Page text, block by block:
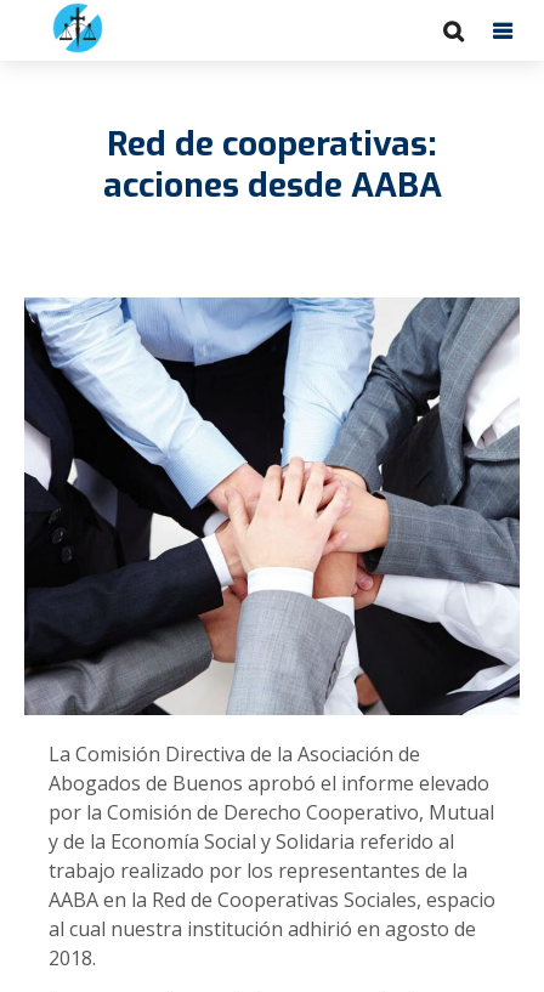
Red de cooperativas:
acciones desde AABA
La Comisión Directiva de la Asociación de
Abogados de Buenos aprobó el informe elevado
por la Comisión de Derecho Cooperativo, Mutual
y de la Economía Social y Solidaria referido al
trabajo realizado por los representantes de la
AABA en la Red de Cooperativas Sociales, espacio
al cual nuestra institución adhirió en agosto de
2018.